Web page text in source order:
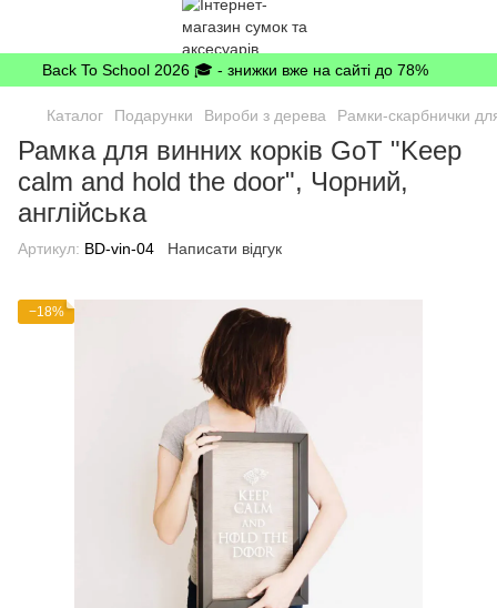
Back To School 2026 🎓 - знижки вже на сайті до 78%
Каталог Подарунки Вироби з дерева Рамки-скарбнички
Рамка для винних корків GoT "Keep
calm and hold the door", Чорний,
англійська
Артикул: BD-vin-04 Написати відгук
−18%